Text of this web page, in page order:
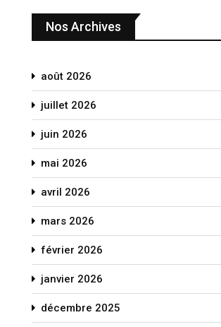
Nos Archives
août 2026
juillet 2026
juin 2026
mai 2026
avril 2026
mars 2026
février 2026
janvier 2026
décembre 2025